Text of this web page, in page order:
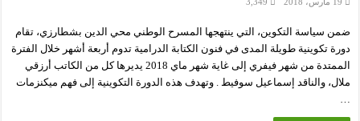
19 مارس، 2018 3,349
ضمن سياسة التكوين، التي ينتهجها المسرح الوطني محي الدين بشطارزي، تقام
دورة تكوينية طويلة المدى في فنون الكتابة الدرامية تدوم أربعة أشهر خلال الفترة
الممتدة من شهر فيفري إلى غاية شهر ماي 2018 يديرها كل من الكاتب أرزقي
ملال، والناقد إسماعيل سوفيط . وتهدف هذه الدورة التكوينية إلى فهم ميكنزمات
…